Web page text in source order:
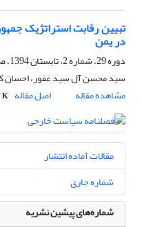
تبیین رقابت استراتژیک
در یمن
دوره 29، شماره 2، تابستان 1394، صفحه
سید محسن آل سید غفور،
مشاهده مقاله
اصل مقاله K
مقالات آماده انتشار
شماره جاری
شماره‌های پیشین نشریه